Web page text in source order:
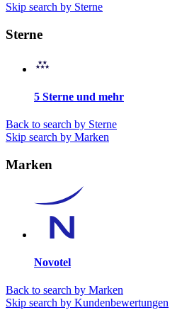
Skip search by Sterne
Sterne
5 Sterne und mehr
Back to search by Sterne
Skip search by Marken
Marken
Novotel
Back to search by Marken
Skip search by Kundenbewertungen